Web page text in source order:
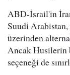
ABD-İsrail'in
Suudi
üzerinden
Ancak Husilerin
seçeneği de